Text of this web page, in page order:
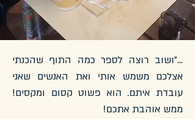
..."ושוב רוצה לספר כמה התוף שהכנתי
אצלכם משמש אותי ואת האנשים שאני
עובדת איתם. הוא פשוט קסום ומקסים!
ממש אוהבת אתכם!